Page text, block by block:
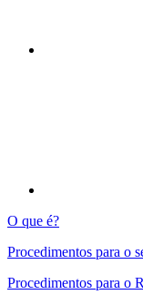
O que é?
Procedimentos para o
Procedimentos para o